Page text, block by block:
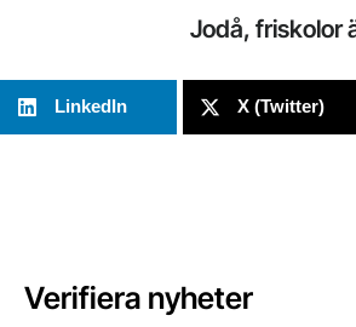
Jodå, friskolor
LinkedIn X (Twitter)
Verifiera nyheter